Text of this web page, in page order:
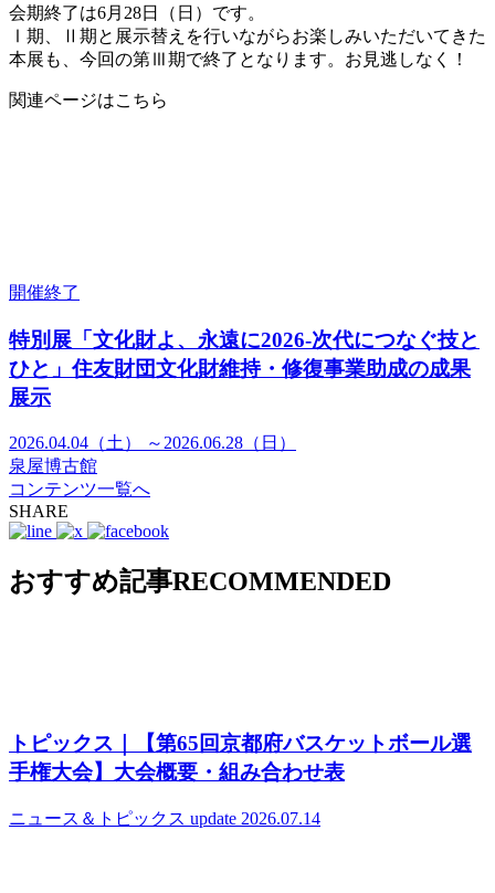
会期終了は6月28日（日）です。
Ⅰ期、Ⅱ期と展示替えを行いながらお楽しみいただいてきた
本展も、今回の第Ⅲ期で終了となります。お見逃しなく！
関連ページはこちら
開催終了
特別展「文化財よ、永遠に2026-次代につなぐ技と
ひと」住友財団文化財維持・修復事業助成の成果
展示
2026.04.04（土） ～2026.06.28（日）
泉屋博古館
コンテンツ一覧へ
SHARE
おすすめ記事RECOMMENDED
トピックス｜【第65回京都府バスケットボール選
手権大会】大会概要・組み合わせ表
ニュース＆トピックス update 2026.07.14